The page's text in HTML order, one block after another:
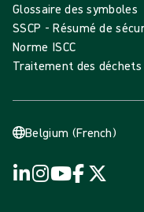
Glossaire des symboles
SSCP - Résumé de
Norme ISCC
Traitement des déchets
Belgium (French)